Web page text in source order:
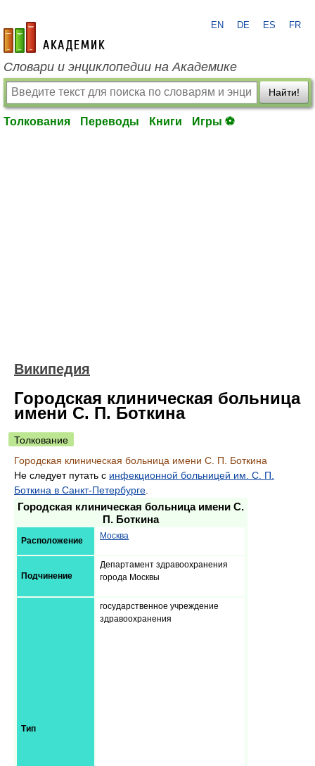
academic.ru
EN DE ES FR
Словари и энциклопедии на Академике
Найти!
Толкования Переводы Книги Игры ⚽
Википедия
Городская клиническая больница
имени С. П. Боткина
Толкование
Городская клиническая больница имени С. П. Боткина
Не следует путать с инфекционной больницей им. С. П.
Боткина в Санкт-Петербурге
Городская клиническая больница имени С.
П. Боткина
Расположение Москва
Подчинение
Департамент здравоохранения
города Москвы
Тип
государственное учреждение
здравоохранения